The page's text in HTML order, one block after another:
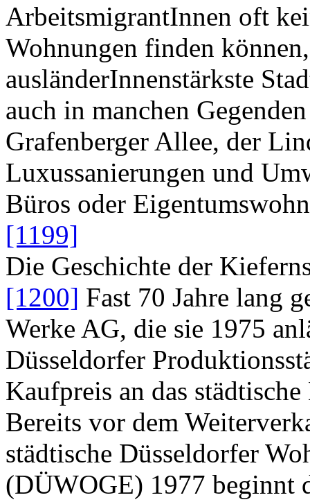
ArbeitsmigrantInnen oft
Wohnungen finden
ausländerInnenstärkste
auch in manchen
Grafenberger Allee, der
Luxussanierungen und
Büros oder
[1199]
Die Geschichte der
[1200] Fast 70 Jahre lang
Werke AG, die sie 1975
Düsseldorfer
Kaufpreis an das
Bereits vor dem
städtische Düsseldorfer
(DÜWOGE) 1977 beginnt